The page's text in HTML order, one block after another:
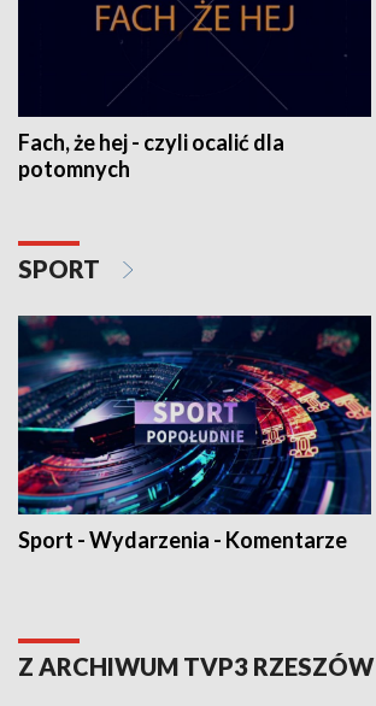
Fach, że hej - czyli ocalić dla
potomnych
SPORT
Sport - Wydarzenia - Komentarze
Z ARCHIWUM TVP3 RZESZÓW